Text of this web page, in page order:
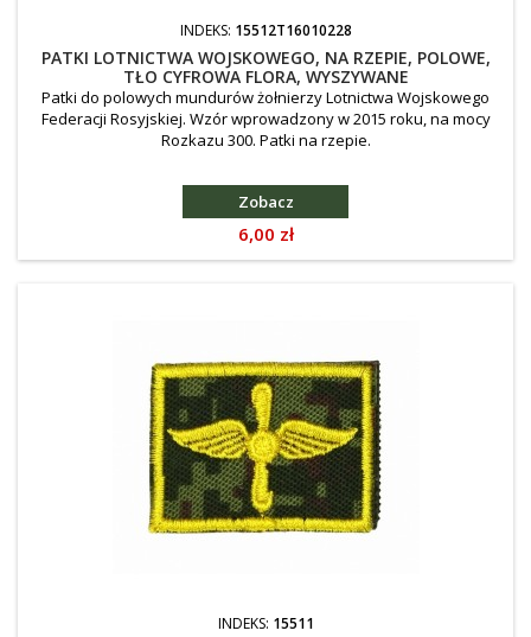
INDEKS: 15512T16010228
PATKI LOTNICTWA WOJSKOWEGO, NA RZEPIE, POLOWE,
TŁO CYFROWA FLORA, WYSZYWANE
Patki do polowych mundurów żołnierzy Lotnictwa Wojskowego
Federacji Rosyjskiej. Wzór wprowadzony w 2015 roku, na mocy
Rozkazu 300. Patki na rzepie.
Zobacz
Cena
6,00 zł
INDEKS: 15511